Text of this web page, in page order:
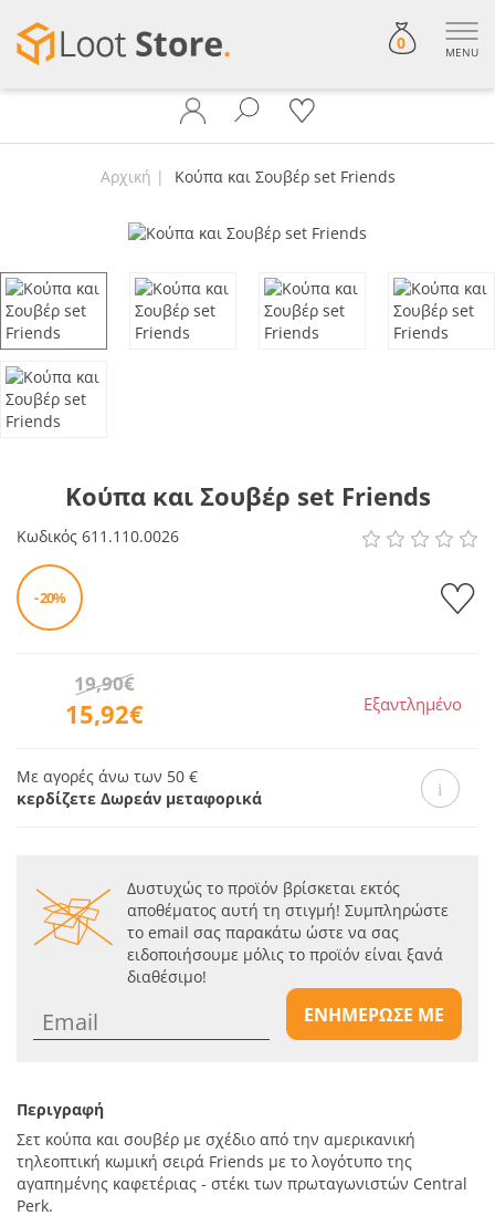
0 MENU
Αρχική Κούπα και Σουβέρ set Friends
Κούπα και Σουβέρ set Friends
Κωδικός 611.110.0026
- 20%
15,92€
19,90€
Εξαντλημένο
Με αγορές άνω των 50 €
κερδίζετε Δωρεάν μεταφορικά
Δυστυχώς το προϊόν βρίσκεται εκτός
αποθέματος αυτή τη στιγμή! Συμπληρώστε
το email σας παρακάτω ώστε να σας
ειδοποιήσουμε μόλις το προϊόν είναι ξανά
διαθέσιμο!
ΕΝΗΜΕΡΩΣΕ ΜΕ
Περιγραφή
Σετ κούπα και σουβέρ με σχέδιο από την αμερικανική
τηλεοπτική κωμική σειρά Friends με το λογότυπο της
αγαπημένης καφετέριας - στέκι των πρωταγωνιστών Central
Perk.